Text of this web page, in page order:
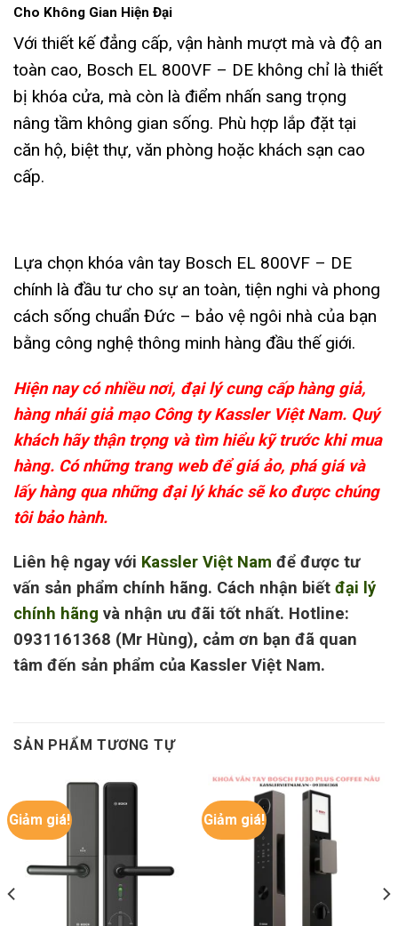
Cho Không Gian Hiện Đại
Với thiết kế đẳng cấp, vận hành mượt mà và độ an
toàn cao, Bosch EL 800VF – DE không chỉ là thiết
bị khóa cửa, mà còn là điểm nhấn sang trọng
nâng tầm không gian sống. Phù hợp lắp đặt tại
căn hộ, biệt thự, văn phòng hoặc khách sạn cao
cấp.
Lựa chọn khóa vân tay Bosch EL 800VF – DE
chính là đầu tư cho sự an toàn, tiện nghi và phong
cách sống chuẩn Đức – bảo vệ ngôi nhà của bạn
bằng công nghệ thông minh hàng đầu thế giới.
Hiện nay có nhiều nơi, đại lý cung cấp hàng giả,
hàng nhái giả mạo Công ty Kassler Việt Nam. Quý
khách hãy thận trọng và tìm hiểu kỹ trước khi mua
hàng. Có những trang web để giá ảo, phá giá và
lấy hàng qua những đại lý khác sẽ ko được chúng
tôi bảo hành.
Liên hệ ngay với Kassler Việt Nam để được tư
vấn sản phẩm chính hãng. Cách nhận biết đại lý
chính hãng và nhận ưu đãi tốt nhất. Hotline:
0931161368 (Mr Hùng), cảm ơn bạn đã quan
tâm đến sản phẩm của Kassler Việt Nam.
SẢN PHẨM TƯƠNG TỰ
Giảm giá! Giảm giá!